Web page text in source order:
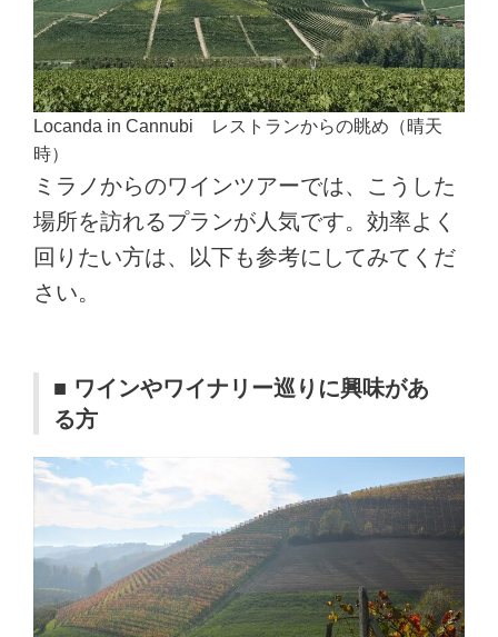
Locanda in Cannubi レストランからの眺め（晴天
時）
ミラノからのワインツアーでは、こうした
場所を訪れるプランが人気です。効率よく
回りたい方は、以下も参考にしてみてくだ
さい。
■ ワインやワイナリー巡りに興味があ
る方